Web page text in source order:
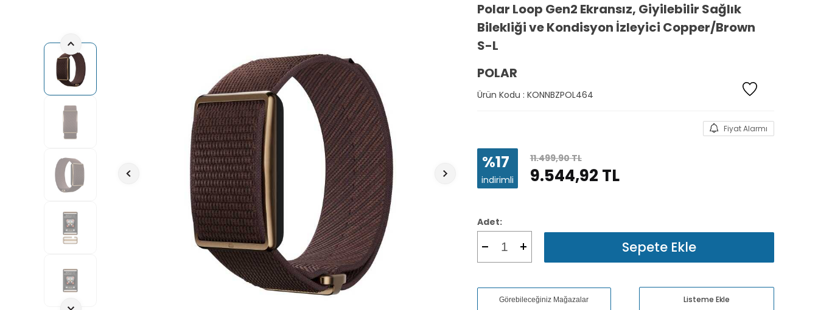
Polar Loop Gen2 Ekransız, Giyilebilir Sağlık
Bilekliği ve Kondisyon İzleyici Copper/Brown
S-L
POLAR
Ürün Kodu : KONNBZPOL464
Fiyat Alarmı
%17
indirimli
11.499,90TL
9.544,92 TL
Adet:
Sepete Ekle
Görebileceğiniz Mağazalar Listeme Ekle